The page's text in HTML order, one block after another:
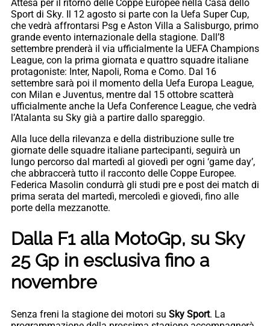
Attesa per il ritorno delle Coppe Europee nella Casa dello
Sport di Sky. Il 12 agosto si parte con la Uefa Super Cup,
che vedrà affrontarsi Psg e Aston Villa a Salisburgo, primo
grande evento internazionale della stagione. Dall’8
settembre prenderà il via ufficialmente la UEFA Champions
League, con la prima giornata e quattro squadre italiane
protagoniste: Inter, Napoli, Roma e Como. Dal 16
settembre sarà poi il momento della Uefa Europa League,
con Milan e Juventus, mentre dal 15 ottobre scatterà
ufficialmente anche la Uefa Conference League, che vedrà
l’Atalanta su Sky già a partire dallo spareggio.
Alla luce della rilevanza e della distribuzione sulle tre
giornate delle squadre italiane partecipanti, seguirà un
lungo percorso dal martedì al giovedì per ogni ‘game day’,
che abbraccerà tutto il racconto delle Coppe Europee.
Federica Masolin condurrà gli studi pre e post dei match di
prima serata del martedì, mercoledì e giovedì, fino alle
porte della mezzanotte.
Dalla F1 alla MotoGp, su Sky
25 Gp in esclusiva fino a
novembre
Senza freni la stagione dei motori su Sky Sport. La